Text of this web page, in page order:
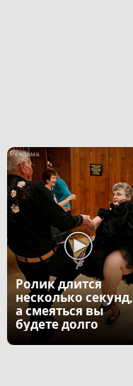
Ролик длится
несколько секунд,
а смеяться вы
будете долго